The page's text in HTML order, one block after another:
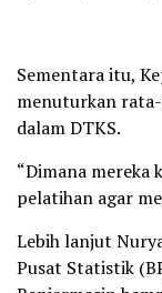
Sementara itu,
menuturkan
dalam DTKS.
“Dimana mereka
pelatihan agar
Lebih lanjut
Pusat Statistik